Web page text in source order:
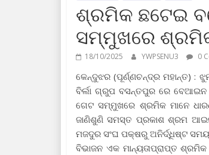
ଶ୍ରମିକ ଛଟେଇ
ସମ୍ମୁଖରେ
18/10/2025 YWPSENU3 0
କେନ୍ଦୁଝର (ପୂର୍ଣ୍ଣଚନ୍ଦ୍ର ମହାନ୍ତ) :
ବିର୍ଲା ଗ୍ରୁପ ବସନ୍ତପୁର ରେ ବେଆଇନ
ଗେଟ ସମ୍ମୁଖରେ ଶ୍ରମିକ ମାନେ
ଜାଣିଶୁଣି ସମସ୍ତ ପ୍ରକାଶ ଶ୍ରମ
ମଜଦୁର ସଂଘ ପକ୍ଷରୁ ଅନିର୍ଦ୍ଧିଷ୍ଟ
ବିଭାଜନ ଏକ ମାନ୍ୟତାପ୍ରାପ୍ତ